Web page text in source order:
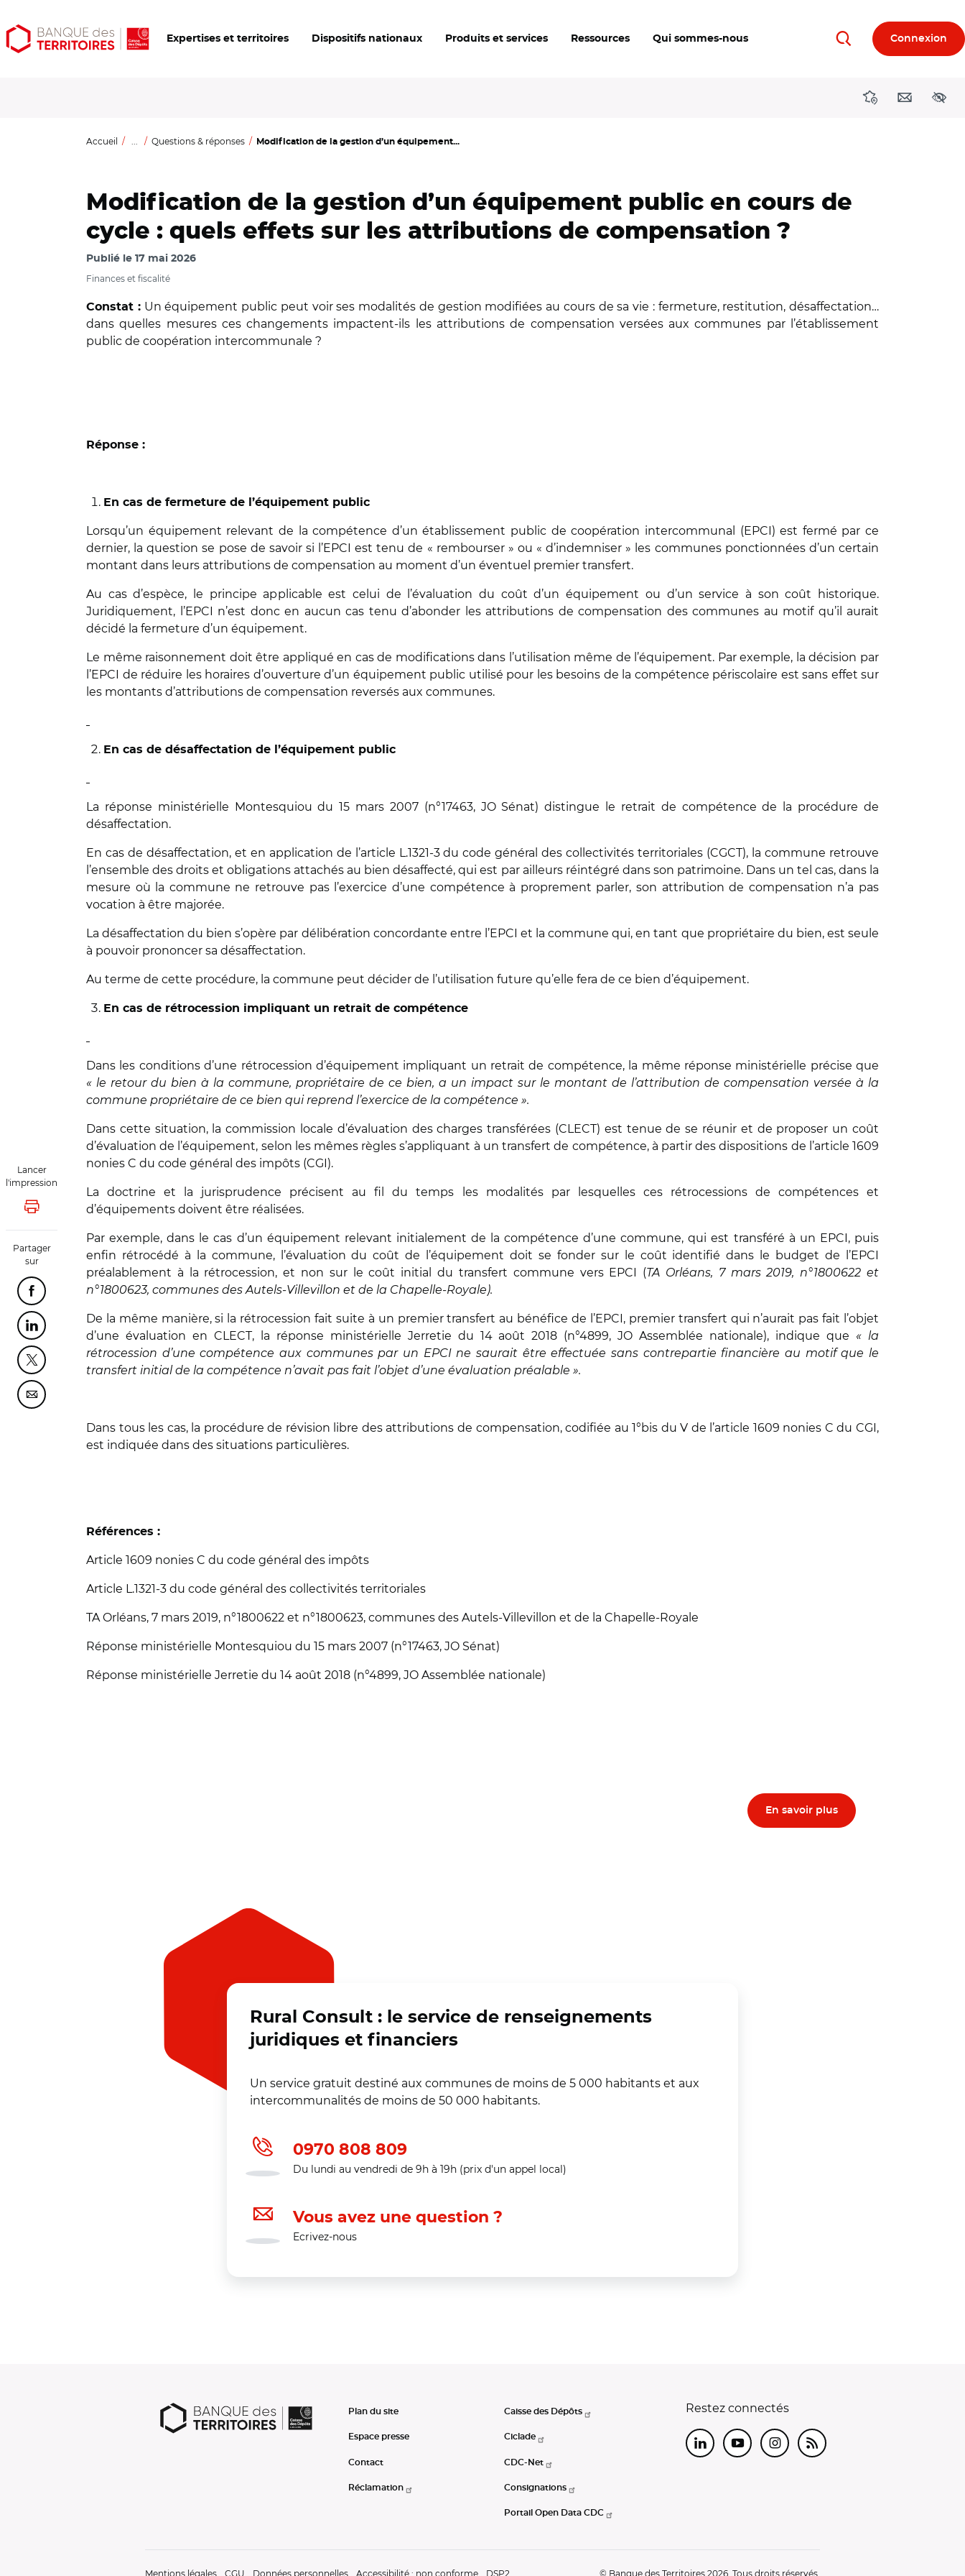
Aller
au
Aller
au
Ouvrir
les
Expertises et territoires Dispositifs nationaux Produits et services Ressources Qui sommes-nous RechercherConnexion
DirectionsContact
Accueil ... Questions & réponses Modification de la gestion d’un équipement...
Modification de la gestion d’un équipement public en cours de
cycle : quels effets sur les attributions de compensation ?
Publié le 17 mai 2026
Finances et fiscalité
Lancer
l'impression
Lancer l'impression
Partager
sur
Partager cette page sur Facebook
Partager cette page sur Linkedin
Partager cette page sur Twitter
Partager cette page sur Courriel
Constat :Un équipement public peut voir ses modalités de gestion modifiées au cours de sa vie : fermeture, restitution, désaffectation…
dans quelles mesures ces changements impactent-ils les attributions de compensation versées aux communes par l’établissement
public de coopération intercommunale ?
Réponse :
En cas de fermeture de l’équipement public
Lorsqu’un équipement relevant de la compétence d’un établissement public de coopération intercommunal (EPCI) est fermé par ce
dernier, la question se pose de savoir si l’EPCI est tenu de « rembourser » ou « d’indemniser » les communes ponctionnées d’un certain
montant dans leurs attributions de compensation au moment d’un éventuel premier transfert.
Au cas d’espèce, le principe applicable est celui de l’évaluation du coût d’un équipement ou d’un service à son coût historique.
Juridiquement, l’EPCI n’est donc en aucun cas tenu d’abonder les attributions de compensation des communes au motif qu’il aurait
décidé la fermeture d’un équipement.
Le même raisonnement doit être appliqué en cas de modifications dans l’utilisation même de l’équipement. Par exemple, la décision par
l’EPCI de réduire les horaires d’ouverture d’un équipement public utilisé pour les besoins de la compétence périscolaire est sans effet sur
les montants d’attributions de compensation reversés aux communes.
En cas de désaffectation de l’équipement public
La réponse ministérielle Montesquiou du 15 mars 2007 (n°17463, JO Sénat) distingue le retrait de compétence de la procédure de
désaffectation.
En cas de désaffectation, et en application de l’article L.1321-3 du code général des collectivités territoriales (CGCT), la commune retrouve
l’ensemble des droits et obligations attachés au bien désaffecté, qui est par ailleurs réintégré dans son patrimoine. Dans un tel cas, dans la
mesure où la commune ne retrouve pas l’exercice d’une compétence à proprement parler, son attribution de compensation n’a pas
vocation à être majorée.
La désaffectation du bien s’opère par délibération concordante entre l’EPCI et la commune qui, en tant que propriétaire du bien, est seule
à pouvoir prononcer sa désaffectation.
Au terme de cette procédure, la commune peut décider de l’utilisation future qu’elle fera de ce bien d’équipement.
En cas de rétrocession impliquant un retrait de compétence
Dans les conditions d’une rétrocession d’équipement impliquant un retrait de compétence, la même réponse ministérielle précise que
« le retour du bien à la commune, propriétaire de ce bien, a un impact sur le montant de l’attribution de compensation versée à la
commune propriétaire de ce bien qui reprend l’exercice de la compétence ».
Dans cette situation, la commission locale d’évaluation des charges transférées (CLECT) est tenue de se réunir et de proposer un coût
d’évaluation de l’équipement, selon les mêmes règles s’appliquant à un transfert de compétence, à partir des dispositions de l’article 1609
nonies C du code général des impôts (CGI).
La doctrine et la jurisprudence précisent au fil du temps les modalités par lesquelles ces rétrocessions de compétences et
d’équipements doivent être réalisées.
Par exemple, dans le cas d’un équipement relevant initialement de la compétence d’une commune, qui est transféré à un EPCI, puis
enfin rétrocédé à la commune, l’évaluation du coût de l’équipement doit se fonder sur le coût identifié dans le budget de l’EPCI
préalablement à la rétrocession, et non sur le coût initial du transfert commune vers EPCI (TA Orléans, 7 mars 2019, n°1800622 et
n°1800623, communes des Autels-Villevillon et de la Chapelle-Royale).
De la même manière, si la rétrocession fait suite à un premier transfert au bénéfice de l’EPCI, premier transfert qui n’aurait pas fait l’objet
d’une évaluation en CLECT, la réponse ministérielle Jerretie du 14 août 2018 (n°4899, JO Assemblée nationale), indique que « la
rétrocession d’une compétence aux communes par un EPCI ne saurait être effectuée sans contrepartie financière au motif que le
transfert initial de la compétence n’avait pas fait l’objet d’une évaluation préalable ».
Dans tous les cas, la procédure de révision libre des attributions de compensation, codifiée au 1°bis du V de l’article 1609 nonies C du CGI,
est indiquée dans des situations particulières.
Références :
Article 1609 nonies C du code général des impôts
Article L.1321-3 du code général des collectivités territoriales
TA Orléans, 7 mars 2019, n°1800622 et n°1800623, communes des Autels-Villevillon et de la Chapelle-Royale
Réponse ministérielle Montesquiou du 15 mars 2007 (n°17463, JO Sénat)
Réponse ministérielle Jerretie du 14 août 2018 (n°4899, JO Assemblée nationale)
En savoir plus
Rural Consult : le service de renseignements
juridiques et financiers
Un service gratuit destiné aux communes de moins de 5 000 habitants et aux
intercommunalités de moins de 50 000 habitants.
0970 808 809
Du lundi au vendredi de 9h à 19h (prix d'un appel local)
Vous avez une question ?
Ecrivez-nous
Plan du site
Espace presse
Contact
Réclamation
Caisse des Dépôts
Ciclade
CDC-Net
Consignations
Portail Open Data CDC
Restez connectés
LinkedInYoutubeInstagram
RSS
Mentions légales CGU Données personnelles Accessibilité : non conforme DSP2 © Banque des Territoires 2026. Tous droits réservés.